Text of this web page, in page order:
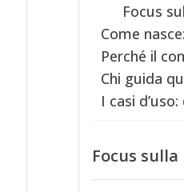
Focus
Come
Perché il
Chi guida
I casi
Focus sulla